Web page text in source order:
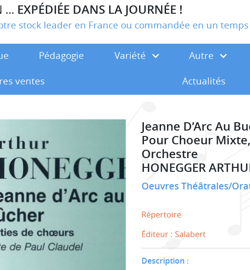
... EXPÉDIÉE DANS LA JOURNÉE !
stock leader en France ou commandée en un
Pédagogie Variété Autre
ventes
Actualités
Jeanne D’Arc Au
Pour Choeur
Orchestre
HONEGGER
Oeuvres Théâtrales/
Répertoire
Éditeur : Salabert
Description :